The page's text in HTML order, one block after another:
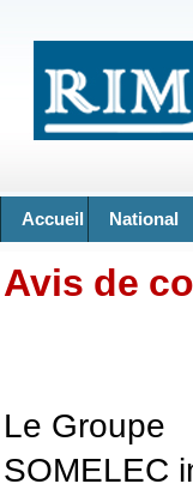
Accueil National
Avis de
Le Groupe
SOMELEC